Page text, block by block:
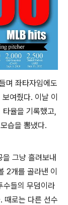
며 좌타자임에도
여줬다. 이날 이
율을 기록했고,
습을 뽐냈다.
그냥 흘려보내
2개를 골라낸 이
수들의 무덤이라
때로는 다른 선수